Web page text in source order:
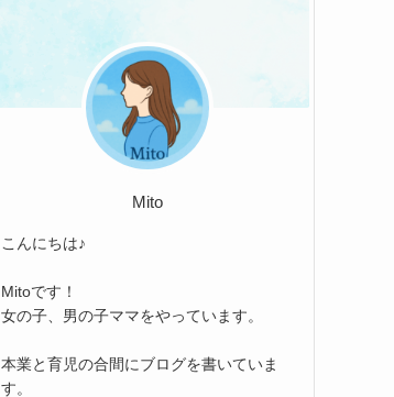
Mito
こんにちは♪
Mitoです！
女の子、男の子ママをやっています。
本業と育児の合間にブログを書いていま
す。